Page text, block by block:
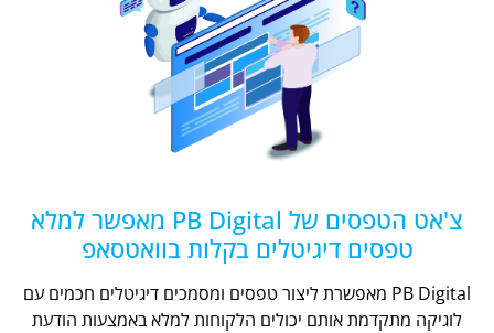
צ'אט הטפסים של PB Digital מאפשר למלא
טפסים דיגיטלים בקלות בוואטסאפ
PB Digital מאפשרת ליצור טפסים ומסמכים דיגיטלים חכמים עם
לוגיקה מתקדמת אותם יכולים הלקוחות למלא באמצעות הודעת